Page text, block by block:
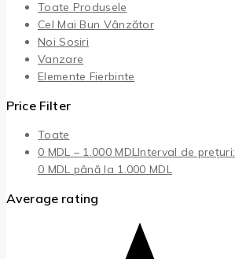
Toate Produsele
Cel Mai Bun Vânzător
Noi Sosiri
Vanzare
Elemente Fierbinte
Price Filter
Toate
0 MDL – 1.000MDLInterval de prețuri:
0 MDL până la 1.000 MDL
Average rating